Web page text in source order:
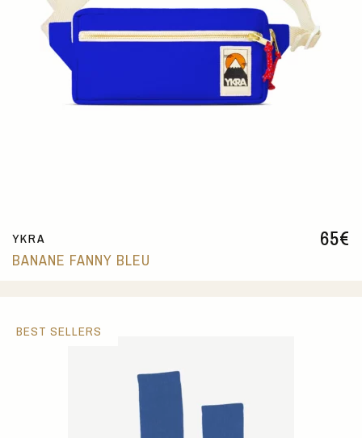
65€
YKRA
BANANE FANNY BLEU
BEST SELLERS